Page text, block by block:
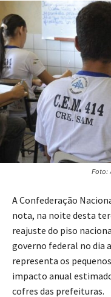
Foto:
A Confederação
nota, na noite desta
reajuste do piso
governo federal no dia
representa os
impacto anual
cofres das prefeituras.